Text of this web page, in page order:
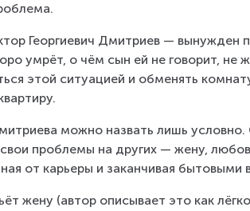
Георгиевич Дмитриев — вынужден
умрёт, о чём сын ей не говорит, не
этой ситуацией и обменять
можно назвать лишь
проблемы на других — жену,
от карьеры и заканчивая бытовыми
жену (автор описывает это как